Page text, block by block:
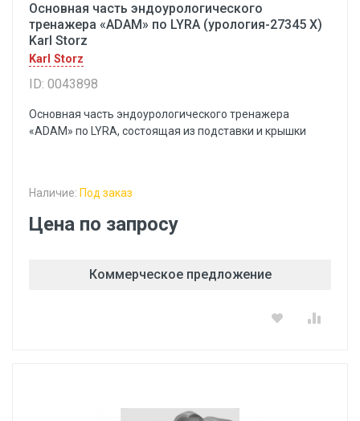
Основная часть эндоурологического
тренажера «ADAM» по LYRA (урология-27345 X)
Karl Storz
Karl Storz
ID: 0043898
Основная часть эндоурологического тренажера
«ADAM» по LYRA, состоящая из подставки и крышки
Наличие: Под заказ
Цена по запросу
Коммерческое предложение